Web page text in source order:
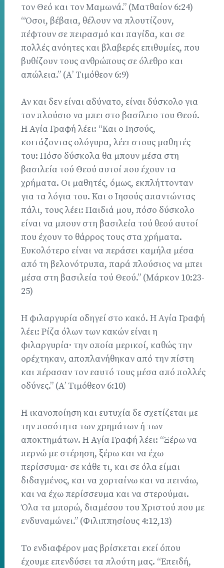
τον Θεό και τον Μαμωνά.” (Ματθαίον 6:24)
“Όσοι, βέβαια, θέλουν να πλουτίζουν,
πέφτουν σε πειρασμό και παγίδα, και σε
πολλές ανόητες και βλαβερές επιθυμίες, που
βυθίζουν τους ανθρώπους σε όλεθρο και
απώλεια.” (Α’ Τιμόθεον 6:9)
Αν και δεν είναι αδύνατο, είναι δύσκολο για
τον πλούσιο να μπει στο βασίλειο του Θεού.
Η Αγία Γραφή λέει: “Και ο Ιησούς,
κοιτάζοντας ολόγυρα, λέει στους μαθητές
του: Πόσο δύσκολα θα μπουν μέσα στη
βασιλεία τού Θεού αυτοί που έχουν τα
χρήματα. Οι μαθητές, όμως, εκπλήττονταν
για τα λόγια του. Και ο Ιησούς απαντώντας
πάλι, τους λέει: Παιδιά μου, πόσο δύσκολο
είναι να μπουν στη βασιλεία τού θεού αυτοί
που έχουν το θάρρος τους στα χρήματα.
Ευκολότερο είναι να περάσει καμήλα μέσα
από τη βελονότρυπα, παρά πλούσιος να μπει
μέσα στη βασιλεία τού Θεού.” (Μάρκον 10:23-
25)
Η φιλαργυρία οδηγεί στο κακό. Η Αγία Γραφή
λέει: Ρίζα όλων των κακών είναι η
φιλαργυρία· την οποία μερικοί, καθώς την
ορέχτηκαν, αποπλανήθηκαν από την πίστη
και πέρασαν τον εαυτό τους μέσα από πολλές
οδύνες.” (Α’ Τιμόθεον 6:10)
Η ικανοποίηση και ευτυχία δε σχετίζεται με
την ποσότητα των χρημάτων ή των
αποκτημάτων. Η Αγία Γραφή λέει: “Ξέρω να
περνώ με στέρηση, ξέρω και να έχω
περίσσυμα· σε κάθε τι, και σε όλα είμαι
διδαγμένος, και να χορταίνω και να πεινάω,
και να έχω περίσσευμα και να στερούμαι.
Όλα τα μπορώ, διαμέσου του Χριστού που με
ενδυναμώνει.” (Φιλιππησίους 4:12,13)
Το ενδιαφέρον μας βρίσκεται εκεί όπου
έχουμε επενδύσει τα πλούτη μας. “Επειδή,